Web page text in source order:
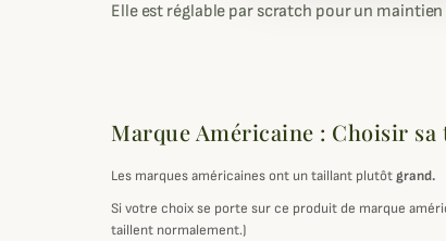
Elle est réglable par scratch pour un
Marque Américaine : Choisir sa
Les marques américaines ont un taillant plutôt grand.
Si votre choix se porte sur ce produit de marque
taillent normalement.)